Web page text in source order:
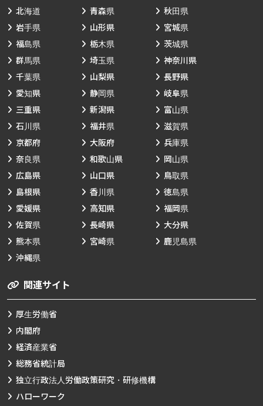
北海道 青森県
秋田県
岩手県
山形県
宮城県
福島県
栃木県
茨城県
群馬県
埼玉県
神奈川県
千葉県
山梨県
長野県
愛知県
静岡県
岐阜県
三重県
新潟県
富山県
石川県
福井県
滋賀県
京都府
大阪府
兵庫県
奈良県
和歌山県
岡山県
広島県
山口県
鳥取県
島根県
香川県
徳島県
愛媛県
高知県
福岡県
佐賀県
長崎県
大分県
熊本県
宮崎県
鹿児島県
沖縄県
関連サイト
厚生労働省
内閣府
経済産業省
総務省統計局
独立行政法人労働政策研究・研修機構
ハローワーク